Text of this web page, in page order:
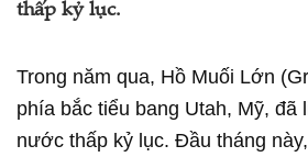
thấp kỷ lục.
Trong năm qua, Hồ Muối Lớn
phía bắc tiểu bang Utah, Mỹ, đã
nước thấp kỷ lục. Đầu tháng